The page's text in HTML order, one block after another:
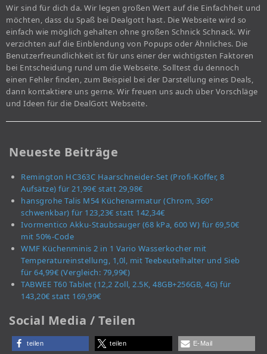
Wir sind für dich da. Wir legen großen Wert auf die Einfachheit und
möchten, dass du Spaß bei Dealgott hast. Die Webseite wird so
einfach wie möglich gehalten ohne großen Schnick Schnack. Wir
verzichten auf die Einblendung von Popups oder Ähnliches. Die
Benutzerfreundlichkeit ist für uns einer der wichtigsten Faktoren
bei Entscheidung rund um die Webseite. Solltest du dennoch
einen Fehler finden, zum Beispiel bei der Darstellung eines Deals,
dann kontaktiere uns gerne. Wir freuen uns auch über Vorschläge
und Ideen für die DealGott Webseite.
Neueste Beiträge
Remington HC363C Haarschneider-Set (Profi-Koffer, 8
Aufsätze) für 21,99€ statt 29,98€
hansgrohe Talis M54 Küchenarmatur (Chrom, 360°
schwenkbar) für 123,23€ statt 142,34€
Ivormentico Akku-Staubsauger (68 kPa, 600 W) für 69,50€
mit 50%-Code
WMF Küchenminis 2 in 1 Vario Wasserkocher mit
Temperatureinstellung, 1,0l, mit Teebeutelhalter und Sieb
für 64,99€ (Vergleich: 79,99€)
TABWEE T60 Tablet (12,2 Zoll, 2.5K, 48GB+256GB, 4G) für
143,20€ statt 169,99€
Social Media / Teilen
teilen teilen E-Mail